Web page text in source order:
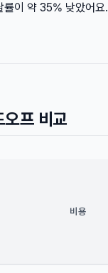
률이 약 35% 낮았어요.
오프 비교
비용